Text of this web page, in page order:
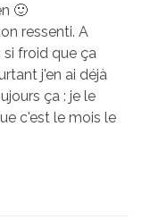
🙂
ressenti. A
froid que ça
j'en ai déjà
ça : je le
c'est le mois le